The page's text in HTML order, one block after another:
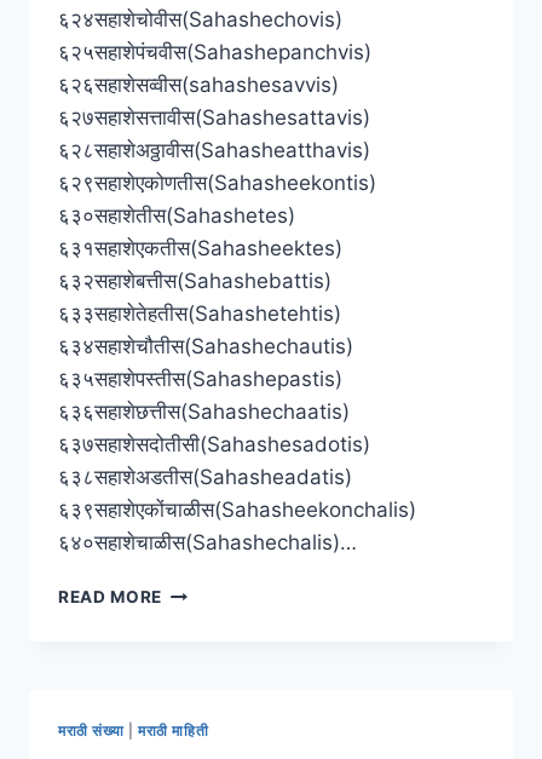
६२४सहाशेचोवीस(Sahashechovis)
६२५सहाशेपंचवीस(Sahashepanchvis)
६२६सहाशेसव्वीस(sahashesavvis)
६२७सहाशेसत्तावीस(Sahashesattavis)
६२८सहाशेअठ्ठावीस(Sahasheatthavis)
६२९सहाशेएकोणतीस(Sahasheekontis)
६३०सहाशेतीस(Sahashetes)
६३१सहाशेएकतीस(Sahasheektes)
६३२सहाशेबत्तीस(Sahashebattis)
६३३सहाशेतेहतीस(Sahashetehtis)
६३४सहाशेचौतीस(Sahashechautis)
६३५सहाशेपस्तीस(Sahashepastis)
६३६सहाशेछत्तीस(Sahashechaatis)
६३७सहाशेसदोतीसी(Sahashesadotis)
६३८सहाशेअडतीस(Sahasheadatis)
६३९सहाशेएकोंचाळीस(Sahasheekonchalis)
६४०सहाशेचाळीस(Sahashechalis)…
READ MORE [६०१
उच्चारासहित
मराठी संख्या| मराठी माहिती